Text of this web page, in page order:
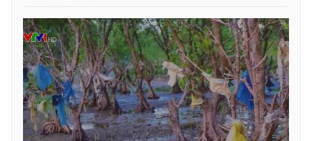
VTV4 Vươn mình bằng AI
VTV9 VTV8
Liên hệ tòa soạn English